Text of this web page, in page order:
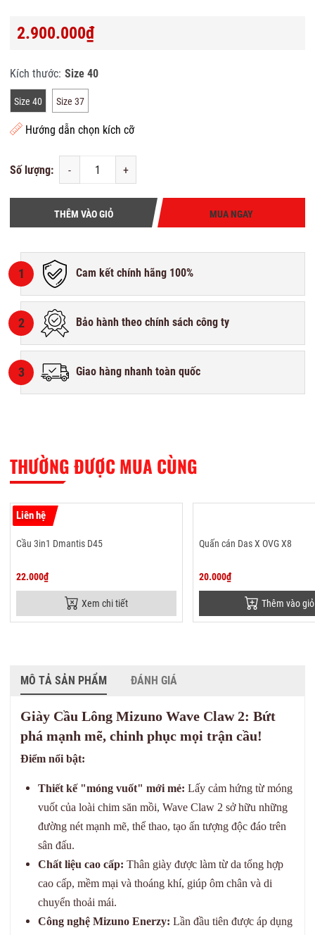
2.900.000₫
Kích thước: Size 40
Size 40 Size 37
Hướng dẫn chọn kích cỡ
Số lượng: - +
THÊM VÀO GIỎ MUA NGAY
1 Cam kết chính hãng 100%
2 Bảo hành theo chính sách công ty
3 Giao hàng nhanh toàn quốc
THƯỜNG ĐƯỢC MUA CÙNG
Liên hệ
Cầu 3in1 Dmantis D45
22.000₫
Xem chi tiết
Quấn cán Das X OVG X8
20.000₫
Thêm vào giỏ
MÔ TẢ SẢN PHẨM ĐÁNH GIÁ
Giày Cầu Lông Mizuno Wave Claw 2: Bứt
phá mạnh mẽ, chinh phục mọi trận cầu!
Điểm nổi bật:
Thiết kế "móng vuốt" mới mẻ: Lấy cảm hứng từ móng
vuốt của loài chim săn mồi, Wave Claw 2 sở hữu những
đường nét mạnh mẽ, thể thao, tạo ấn tượng độc đáo trên
sân đấu.
Chất liệu cao cấp: Thân giày được làm từ da tổng hợp
cao cấp, mềm mại và thoáng khí, giúp ôm chân và di
chuyển thoải mái.
Công nghệ Mizuno Enerzy: Lần đầu tiên được áp dụng